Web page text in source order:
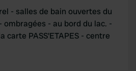
- salles de bain ouvertes du
ombragées - au bord du lac. -
carte PASS'ETAPES - centre